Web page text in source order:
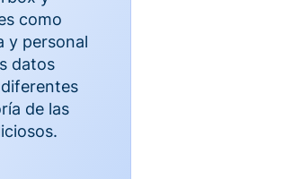
como
y personal
datos
de las